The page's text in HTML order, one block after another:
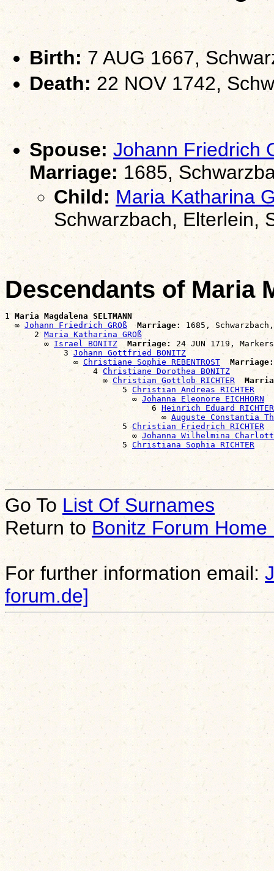
Birth:7 AUG 1667,
Death: 22 NOV 1742,
Spouse: Johann Friedrich
Marriage: 1685,
Child: Maria Katharina
Schwarzbach, Elterlein,
Descendants of Maria
1 Maria Magdalena SELTMANN
  ∞
Johann Friedrich GROß Marriage:
1685,
      2
Maria Katharina GROß
        ∞
Israel BONITZ Marriage:
24 JUN 1719,
            3
Johann Gottfried BONITZ
              ∞
Christiane Sophie REBENTROST
Marriage:
                  4
Christiane Dorothea BONITZ
                    ∞
Christian Gottlob RICHTER
                        5
Christian Andreas RICHTER
                          ∞
Johanna Eleonore EICHHORN
                              6
Heinrich Eduard RICHTER
                                ∞
Auguste Constantia
                        5
Christian Friedrich RICHTER
                          ∞
Johanna Wilhelmina
                        5
Christiana Sophia RICHTER
Go To List Of Surnames
Return to Bonitz Forum Home
For further information email:
forum.de]